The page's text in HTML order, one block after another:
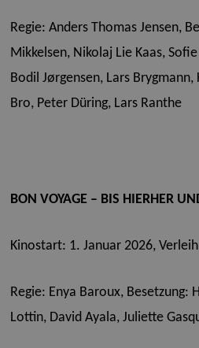
Regie: Anders Thomas Jensen,
Mikkelsen, Nikolaj Lie Kaas,
Bodil Jørgensen, Lars Brygmann,
Bro, Peter Düring, Lars Ranthe
BON VOYAGE – BIS HIERHER
Kinostart: 1. Januar 2026,
Regie: Enya Baroux, Besetzung:
Lottin, David Ayala, Juliette